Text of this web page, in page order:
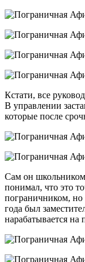
Кстати, все
В управлении
которые после
Сам он школьником
понимал, что это
пограничником, но
года был
нарабатывается на